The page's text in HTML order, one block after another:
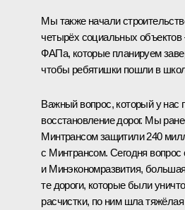
Мы также начали
четырёх социальных
ФАПа, которые планируем
чтобы ребятишки пошли в
Важный вопрос, который у нас
восстановление дорог. Мы
Минтрансом защитили 240
с Минтрансом. Сегодня
и Минэкономразвития,
те дороги, которые были
расчистки, по ним шла тяжёлая